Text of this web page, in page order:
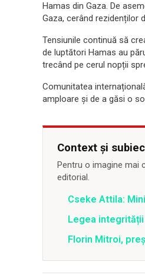
Hamas din Gaza. De
Gaza, cerând rezidenților
Tensiunile continuă să
de luptători Hamas au
trecând pe cerul nopții
Comunitatea
amploare și de a găsi o
Context și
Pentru o imagine mai
editorial.
Cseke Attila:
Legea
Florin Mitroi,